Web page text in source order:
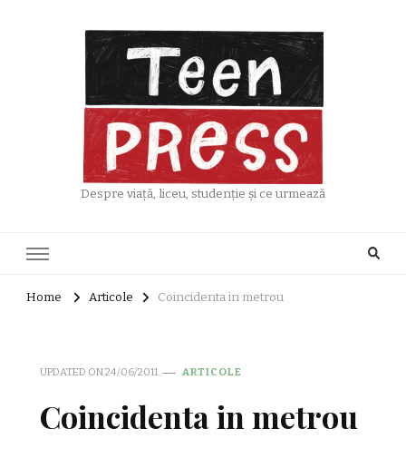
Despre viață, liceu, studenție și ce urmează
Home Articole Coincidenta in metrou
UPDATED ON24/06/2011 ARTICOLE
Coincidenta in metrou